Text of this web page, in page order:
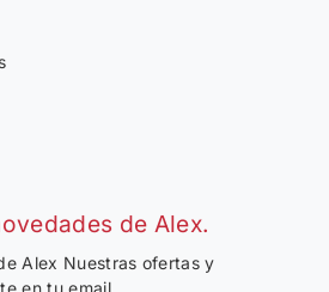
de Alex.
Alex Nuestras ofertas y